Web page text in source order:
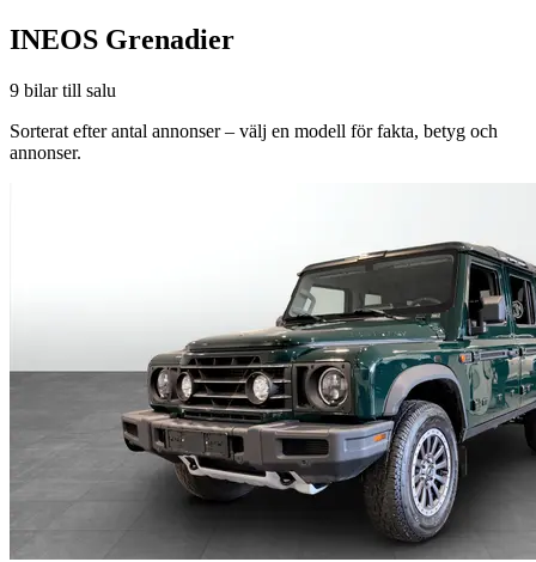
INEOS Grenadier
9 bilar till salu
Sorterat efter antal annonser – välj en modell för fakta, betyg och
annonser.